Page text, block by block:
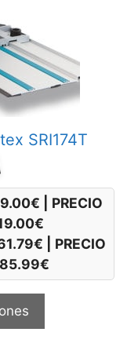
SRI174T
€
PRECIO
€
€
PRECIO
€